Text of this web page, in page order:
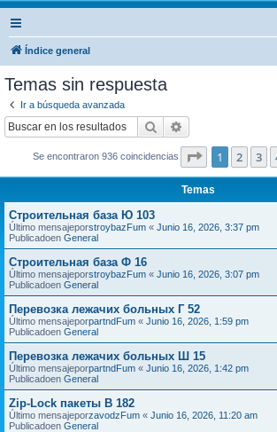
Índice general
Temas sin respuesta
Ir a búsqueda avanzada
Buscar
Se encontraron 936 coincidencias Página de
1 2 3
Temas
Строительная база Ю 103
Último mensajeporstroybazFum « Junio 16, 2026, 3:37 pm
Publicadoen General
Строительная база Ф 16
Último mensajeporstroybazFum « Junio 16, 2026, 3:07 pm
Publicadoen General
Перевозка лежачих больных Г 52
Último mensajeporpartndFum « Junio 16, 2026, 1:59 pm
Publicadoen General
Перевозка лежачих больных Ш 15
Último mensajeporpartndFum « Junio 16, 2026, 1:42 pm
Publicadoen General
Zip-Lock пакеты В 182
Último mensajeporzavodzFum « Junio 16, 2026, 11:20 am
Publicadoen General